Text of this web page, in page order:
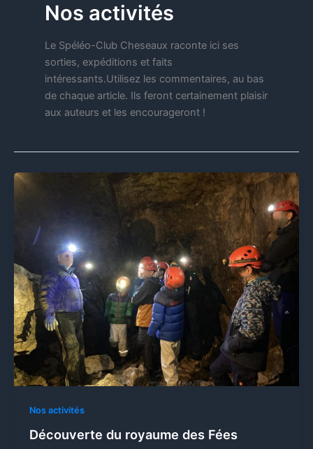
Nos activités
Le Spéléo-Club Cheseaux raconte ici ses
sorties, expéditions et faits
intéressants.Utilisez les commentaires, au bas
de chaque article. Ils feront certainement plaisir
aux auteurs et les encourageront !
Nos activités
Découverte du royaume des Fées